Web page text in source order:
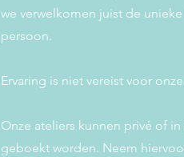
we verwelkomen juist de
persoon.
Ervaring is niet vereist voor
Onze ateliers kunnen privé of
geboekt worden. Neem